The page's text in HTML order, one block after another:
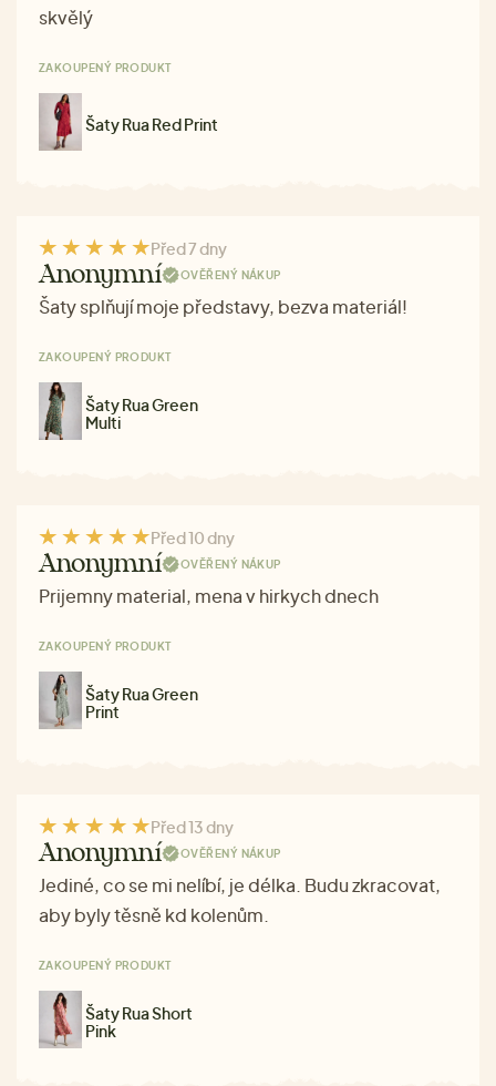
skvělý
ZAKOUPENÝ PRODUKT
Šaty Rua Red Print
Před 7 dny
Anonymní OVĚŘENÝ NÁKUP
Šaty splňují moje představy, bezva materiál!
ZAKOUPENÝ PRODUKT
Šaty Rua Green
Multi
Před 10 dny
Anonymní OVĚŘENÝ NÁKUP
Prijemny material, mena v hirkych dnech
ZAKOUPENÝ PRODUKT
Šaty Rua Green
Print
Před 13 dny
Anonymní OVĚŘENÝ NÁKUP
Jediné, co se mi nelíbí, je délka. Budu zkracovat,
aby byly těsně kd kolenům.
ZAKOUPENÝ PRODUKT
Šaty Rua Short
Pink